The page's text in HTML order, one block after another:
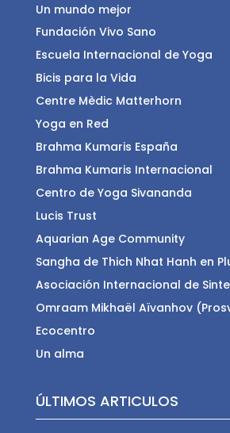
Un mundo mejor
Fundación Vivo Sano
Escuela Internacional de Yoga
Bicis para la Vida
Centre Mèdic Matterhorn
Yoga en Red
Brahma Kumaris España
Brahma Kumaris Internacional
Centro de Yoga Sivananda
Lucis Trust
Aquarian Age Community
Sangha de Thich Nhat Hanh en
Asociación Internacional de
Omraam Mikhaël Aïvanhov
Ecocentro
Un alma
ÚLTIMOS ARTICULOS